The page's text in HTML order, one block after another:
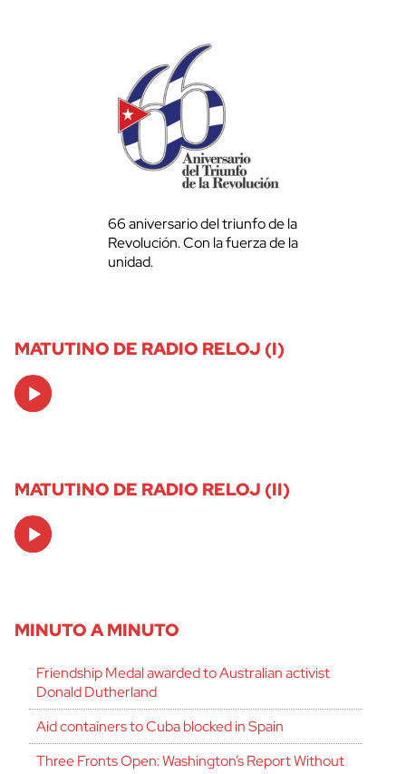
66 aniversario del triunfo de la
Revolución. Con la fuerza de la
unidad.
MATUTINO DE RADIO RELOJ (I)
Audio
Player
MATUTINO DE RADIO RELOJ (II)
Audio
Player
MINUTO A MINUTO
Friendship Medal awarded to Australian activist
Donald Dutherland
Aid containers to Cuba blocked in Spain
Three Fronts Open: Washington’s Report Without